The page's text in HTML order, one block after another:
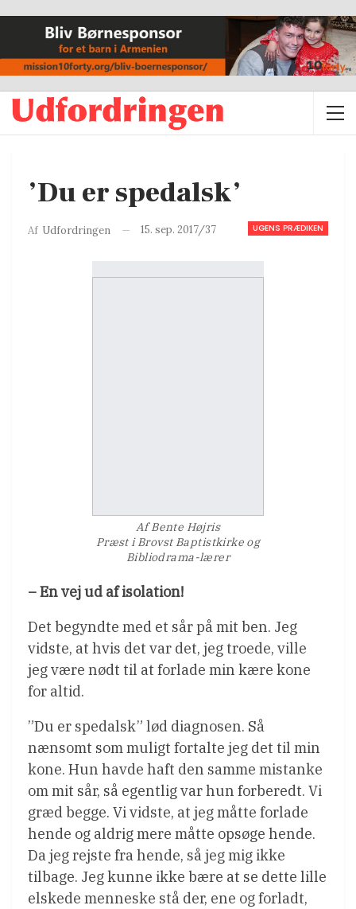
’Du er spedalsk’
UGENS PRÆDIKEN
Af Udfordringen 15. sep. 2017/37
Af Bente Højris
Præst i Brovst Baptistkirke og
Bibliodrama-lærer
– En vej ud af isolation!
Det begyndte med et sår på mit ben. Jeg
vidste, at hvis det var det, jeg troede, ville
jeg være nødt til at forlade min kære kone
for altid.
”Du er spedalsk” lød diagnosen. Så
nænsomt som muligt fortalte jeg det til min
kone. Hun havde haft den samme mistanke
om mit sår, så egentlig var hun forberedt. Vi
græd begge. Vi vidste, at jeg måtte forlade
hende og aldrig mere måtte opsøge hende.
Da jeg rejste fra hende, så jeg mig ikke
tilbage. Jeg kunne ikke bære at se dette lille
elskede menneske stå der, ene og forladt,